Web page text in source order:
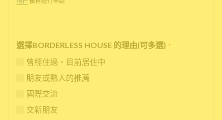
選擇BORDERLESS HOUSE 的理由(可多選) *
曾經住過・目前居住中
朋友或熟人的推薦
國際交流
交新朋友